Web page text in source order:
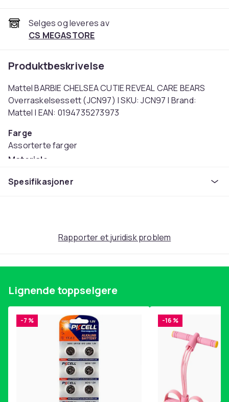
Selges og leveres av
CS MEGASTORE
Produktbeskrivelse
Mattel BARBIE CHELSEA CUTIE REVEAL CARE BEARS
Overraskelsessett (JCN97) | SKU: JCN97 | Brand:
Mattel | EAN: 0194735273973
Farge
Assorterte farger
Materiale
Anbefalt alder (maks)
Artikkel nr.
Produktsikkerhetsinformasjon
Spesifikasjoner
Rapporter et juridisk problem
Lignende toppselgere
-7 % -16 %